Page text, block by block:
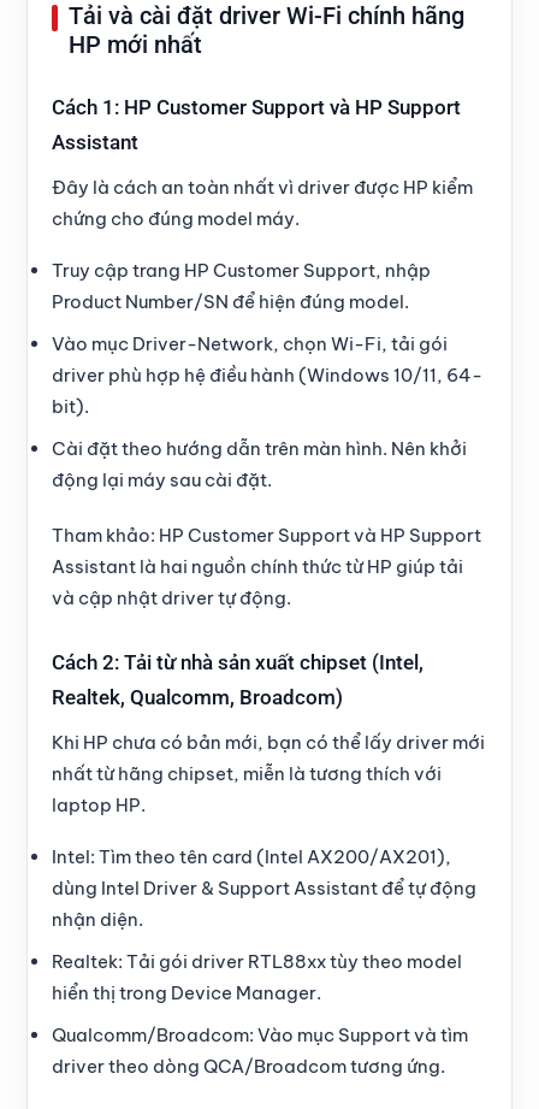
Tải và cài đặt driver Wi-Fi chính hãng
HP mới nhất
Cách 1: HP Customer Support và HP Support
Assistant
Đây là cách an toàn nhất vì driver được HP kiểm
chứng cho đúng model máy.
Truy cập trang HP Customer Support, nhập
Product Number/SN để hiện đúng model.
Vào mục Driver-Network, chọn Wi-Fi, tải gói
driver phù hợp hệ điều hành (Windows 10/11, 64-
bit).
Cài đặt theo hướng dẫn trên màn hình. Nên khởi
động lại máy sau cài đặt.
Tham khảo: HP Customer Support và HP Support
Assistant là hai nguồn chính thức từ HP giúp tải
và cập nhật driver tự động.
Cách 2: Tải từ nhà sản xuất chipset (Intel,
Realtek, Qualcomm, Broadcom)
Khi HP chưa có bản mới, bạn có thể lấy driver mới
nhất từ hãng chipset, miễn là tương thích với
laptop HP.
Intel: Tìm theo tên card (Intel AX200/AX201),
dùng Intel Driver & Support Assistant để tự động
nhận diện.
Realtek: Tải gói driver RTL88xx tùy theo model
hiển thị trong Device Manager.
Qualcomm/Broadcom: Vào mục Support và tìm
driver theo dòng QCA/Broadcom tương ứng.